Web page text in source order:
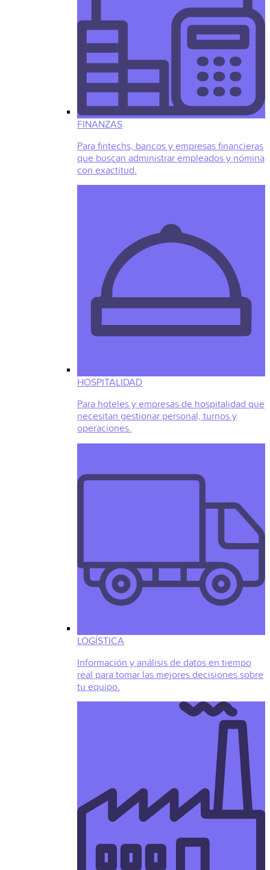
FINANZAS
Para fintechs, bancos y empresas financieras
que buscan administrar empleados y nómina
con exactitud.
HOSPITALIDAD
Para hoteles y empresas de hospitalidad que
necesitan gestionar personal, turnos y
operaciones.
LOGÍSTICA
Información y análisis de datos en tiempo
real para tomar las mejores decisiones sobre
tu equipo.